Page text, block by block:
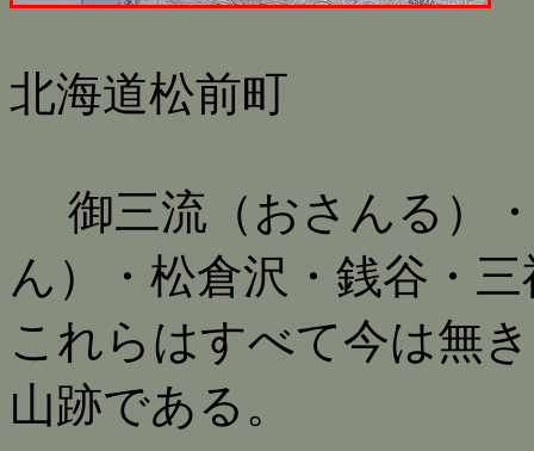
北海道松前町
御三流（おさんる）
ん）・松倉沢・銭谷・
これらはすべて今は無
山跡である。